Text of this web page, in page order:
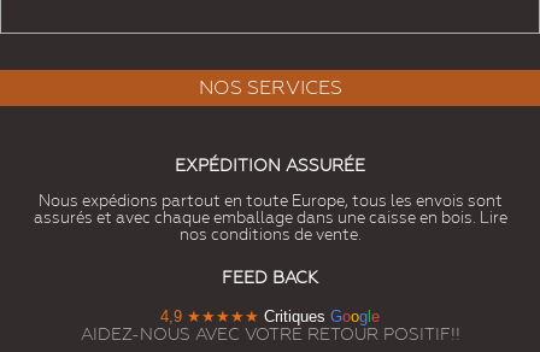
NOS SERVICES
EXPÉDITION ASSURÉE
Nous expédions partout en toute Europe, tous les envois sont
assurés et avec chaque emballage dans une caisse en bois. Lire
nos conditions de vente.
FEED BACK
4,9 ★★★★★ Critiques Goog e
AIDEZ-NOUS AVEC VOTRE RETOUR POSITIF!!